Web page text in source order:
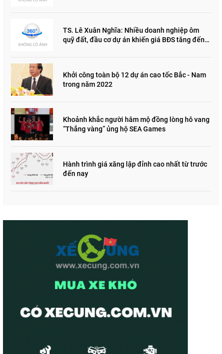
TS. Lê Xuân Nghĩa: Nhiều doanh nghiệp ôm
quỹ đất, đầu cơ dự án khiến giá BĐS tăng đến
Khởi công toàn bộ 12 dự án cao tốc Bắc - Nam
trong năm 2022
Khoảnh khắc người hâm mộ đồng lòng hô vang
“Thắng vàng” ủng hộ SEA Games
Hành trình giá xăng lập đỉnh cao nhất từ trước
đến nay